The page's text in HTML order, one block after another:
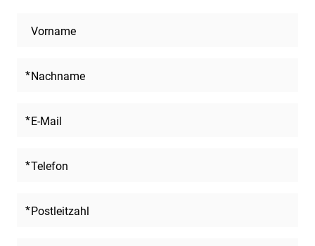
Vorname
Nachname
E-Mail
Telefon
Postleitzahl